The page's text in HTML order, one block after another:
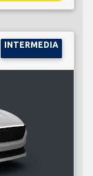
INTERMEDIA